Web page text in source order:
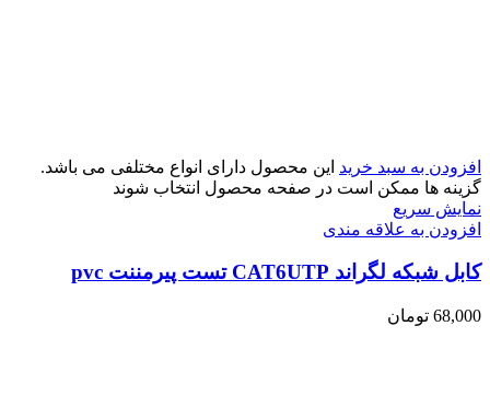
افزودن به سبد خرید این محصول دارای انواع مختلفی می باشد.
گزینه ها ممکن است در صفحه محصول انتخاب شوند
نمایش سریع
افزودن به علاقه مندی
کابل شبکه لگراند CAT6UTP تست پیرمننت pvc
68,000 تومان